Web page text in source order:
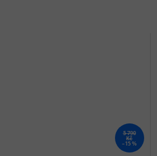
5 790
Kč
–15 %